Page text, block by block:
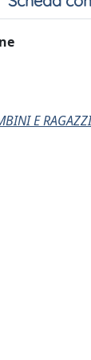
E RAGAZZI